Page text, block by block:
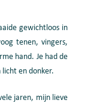
gewichtloos in
tenen, vingers,
hand. Je had de
licht en donker.
jaren, mijn lieve